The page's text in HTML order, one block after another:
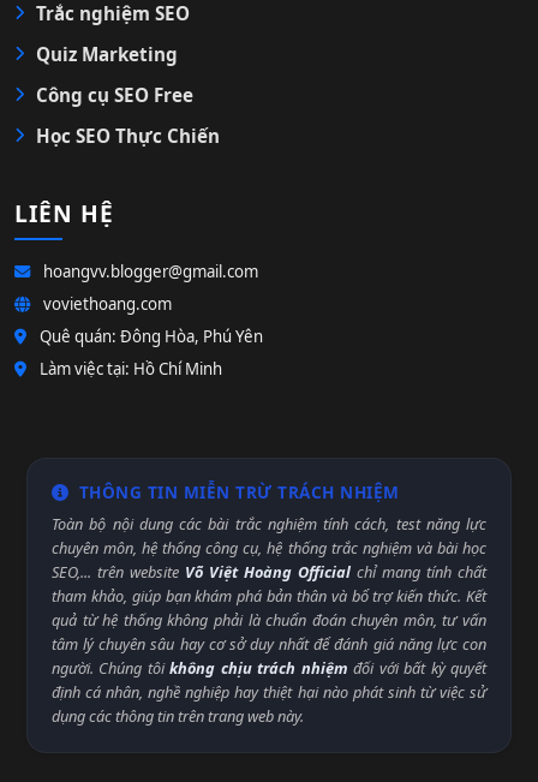
Trắc nghiệm SEO
Quiz Marketing
Công cụ SEO Free
Học SEO Thực Chiến
LIÊN HỆ
hoangvv.blogger@gmail.com
voviethoang.com
Quê quán: Đông Hòa, Phú Yên
Làm việc tại: Hồ Chí Minh
THÔNG TIN MIỄN TRỪ TRÁCH NHIỆM
Toàn bộ nội dung các bài trắc nghiệm tính cách, test năng lực
chuyên môn, hệ thống công cụ, hệ thống trắc nghiệm và bài học
SEO,... trên website Võ Việt Hoàng Official chỉ mang tính chất
tham khảo, giúp bạn khám phá bản thân và bổ trợ kiến thức. Kết
quả từ hệ thống không phải là chuẩn đoán chuyên môn, tư vấn
tâm lý chuyên sâu hay cơ sở duy nhất để đánh giá năng lực con
người. Chúng tôikhông chịu trách nhiệm đối với bất kỳ quyết
định cá nhân, nghề nghiệp hay thiệt hại nào phát sinh từ việc sử
dụng các thông tin trên trang web này.